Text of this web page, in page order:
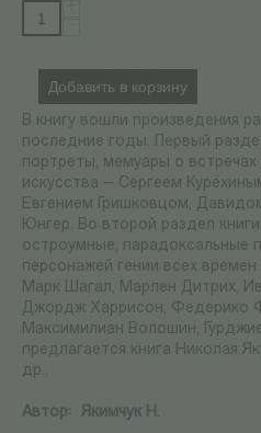
Добавить в корзину
В книгу вошли произведения
последние годы. Первый
портреты, мемуары о
искусства — Сергеем
Евгением Гришковцом,
Юнгер. Во второй раздел
остроумные, парадоксальные
персонажей гении всех
Марк Шагал, Марлен Дитрих,
Джордж Харрисон, Федерико
Максимилиан Волошин,
предлагается книга Николая
др..
Автор:
Якимчук Н.